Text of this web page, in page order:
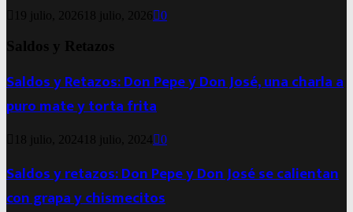
19 julio, 2026 18 julio, 2026 0
Saldos y Retazos
Saldos y Retazos: Don Pepe y Don José, una charla a
puro mate y torta frita
18 julio, 2024 18 julio, 2024 0
Saldos y retazos: Don Pepe y Don José se calientan
con grapa y chismecitos